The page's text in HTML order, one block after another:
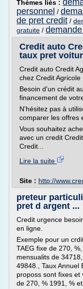
Thèmes liés :
personnel /
de pret credit /
gratuite /
Credit auto
taux pret
Credit auto Credit
chez Credit Agricole
Besoin d'un crédit
financement de
N'hésitez pas à
comparer les offres
Vous souhaitez
avec un credit
Credit...
Lire la suite
Site : http://
preteur
pret d argent ...
Credit urgence
en ligne.
Exemple pour un
TAEG fixe de 270,
mensualits de
49848., Taux Annuel
proposs sont fixes et
de 270, % 1991, %